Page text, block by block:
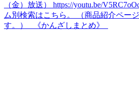
（金）放送） https://youtu.be/
ム別検索はこちら。 （商品紹介ペー
す。） 《かんざしまとめ》